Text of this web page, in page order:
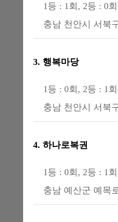
1등 : 1회, 2등 : 0회
충남 천안시 서북
3. 행복마당
1등 : 0회, 2등 : 1회
충남 천안시 서북
4. 하나로복권
1등 : 0회, 2등 : 1회
충남 예산군 예목